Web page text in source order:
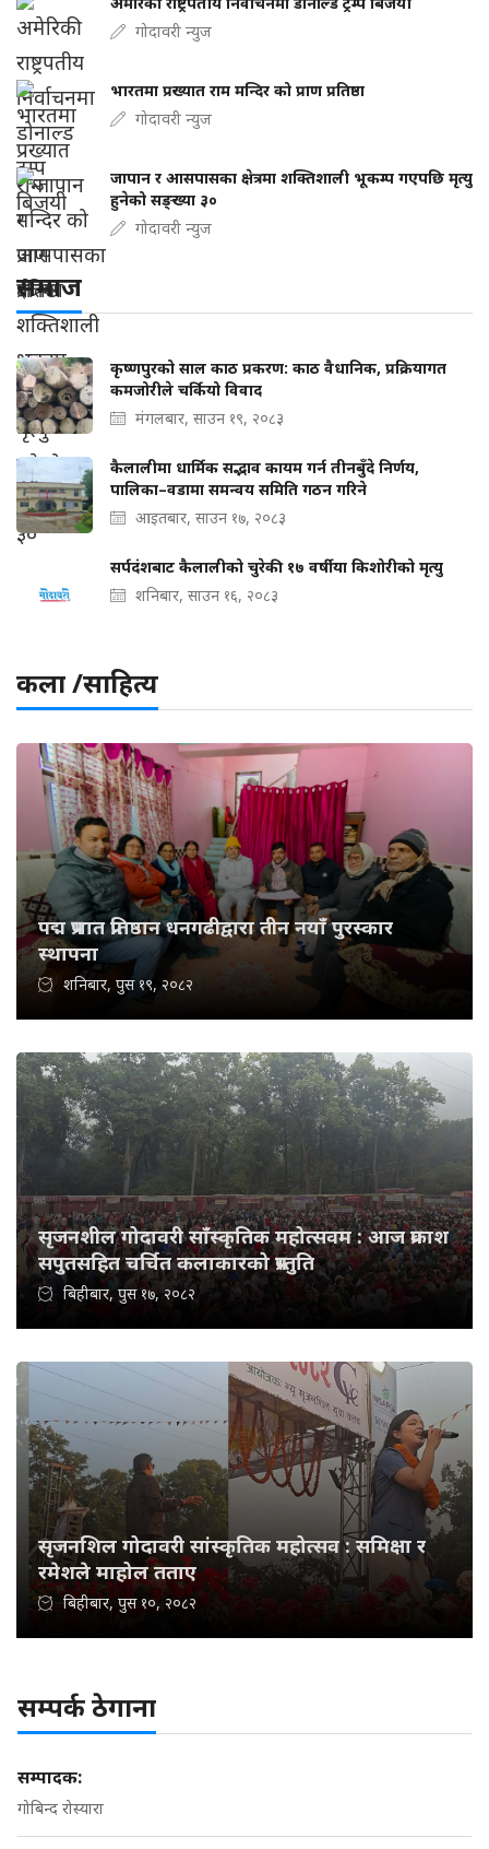
गोदावरी न्युज
भारतमा प्रख्यात राम मन्दिर को प्राण प्रतिष्ठा
गोदावरी न्युज
जापान र आसपासका क्षेत्रमा शक्तिशाली भूकम्प गएपछि मृत्यु
हुनेको सङ्ख्या ३०
गोदावरी न्युज
समाज
कृष्णपुरको साल काठ प्रकरण: काठ वैधानिक, प्रक्रियागत
कमजोरीले चर्कियो विवाद
मंगलबार, साउन १९, २०८३
कैलालीमा धार्मिक सद्भाव कायम गर्न तीनबुँदे निर्णय,
पालिका–वडामा समन्वय समिति गठन गरिने
आइतबार, साउन १७, २०८३
सर्पदंशबाट कैलालीको चुरेकी १७ वर्षीया किशोरीको मृत्यु
शनिबार, साउन १६, २०८३
कला /साहित्य
पद्म प्रभात प्रतिष्ठान धनगढीद्वारा तीन नयाँ पुरस्कार
स्थापना
शनिबार, पुस १९, २०८२
सृजनशील गोदावरी साँस्कृतिक महोत्सवम : आज प्रकाश
सपुतसहित चर्चित कलाकारको प्रस्तुति
बिहीबार, पुस १७, २०८२
सृजनशिल गोदावरी सांस्कृतिक महोत्सव : समिक्षा र
रमेशले माहोल तताए
बिहीबार, पुस १०, २०८२
सम्पर्क ठेगाना
सम्पादक:
गोबिन्द रोस्यारा